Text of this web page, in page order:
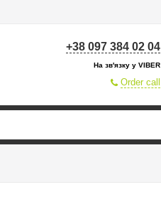
+38 097 384 02 04
На зв'язку у VIBER
Order call